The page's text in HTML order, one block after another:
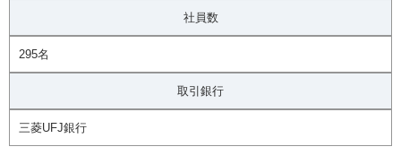
社員数
295名
取引銀行
三菱UFJ銀行